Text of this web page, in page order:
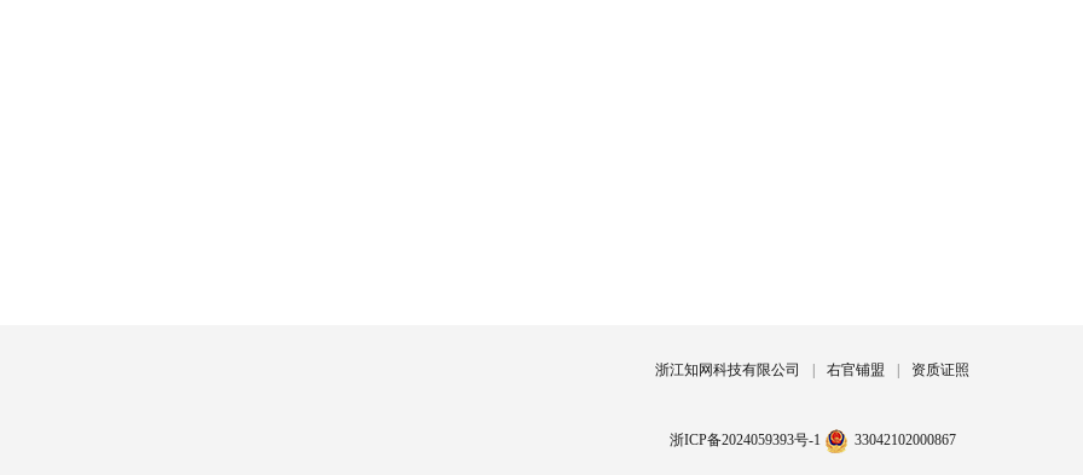
浙江知网科技有限公司 右官铺盟 资质证照
浙ICP备2024059393号-1 33042102000867